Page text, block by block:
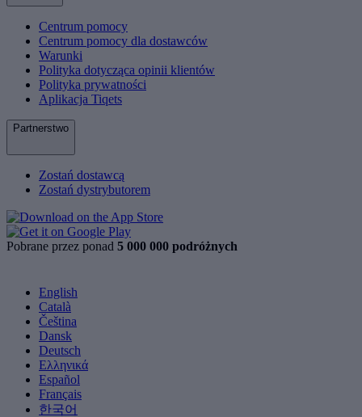
Centrum pomocy
Centrum pomocy dla dostawców
Warunki
Polityka dotycząca opinii klientów
Polityka prywatności
Aplikacja Tiqets
Partnerstwo
Zostań dostawcą
Zostań dystrybutorem
Pobrane przez ponad 5 000 000 podróżnych
English
Català
Čeština
Dansk
Deutsch
Ελληνικά
Español
Français
한국어